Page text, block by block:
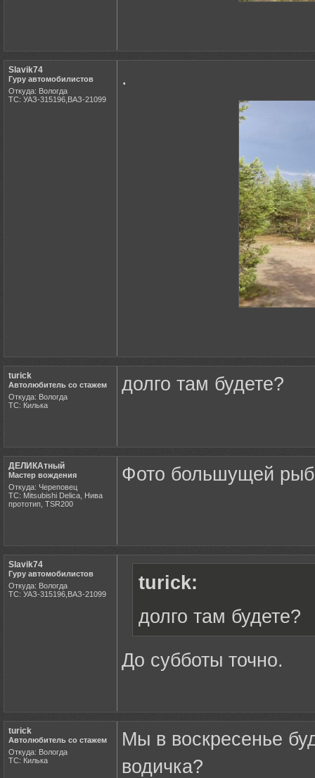
Slavik74
Гуру автомобилистов
Откуда: Вологда
ТС: УАЗ-315196,ВАЗ-21099
.
turick
Автолюбитель со стажем
Откуда: Вологда
ТС: Килька
долго там будете?
ДЕЛИКАтный
Мастер вождения
Откуда: Череповец
ТС: Mitsubishi Delica, Нива
прототип, TSR200
Фото большущей
Slavik74
Гуру автомобилистов
Откуда: Вологда
ТС: УАЗ-315196,ВАЗ-21099
turick:
долго там будете?
До субботы точно.
turick
Автолюбитель со стажем
Откуда: Вологда
ТС: Килька
Мы в воскресенье
водичка?